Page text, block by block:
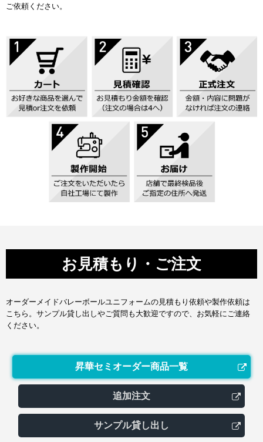
ご依頼ください。
お見積もり・ご注文
オーダーメイドバレーボールユニフォームの見積もり依頼や製作依頼は
こちら。サンプル貸し出しやご質問も大歓迎ですので、お気軽にご連絡
ください。
昇華セミオーダー商品一覧
追加注文
サンプル貸し出し